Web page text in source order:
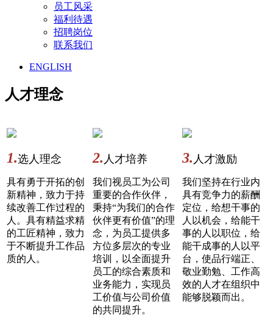
员工风采
福利待遇
招聘岗位
联系我们
ENGLISH
人才理念
1.选人理念
具有勇于开拓的创
新精神，致力于持
续改善工作过程的
人。具有精益求精
的工匠精神，致力
于不断提升工作品
质的人。
2. 人才培养
我们视员工为公司
重要的合作伙伴，
秉持“为我们的合作
伙伴更有价值”的理
念，为员工提供多
方位多层次的专业
培训，以全面提升
员工的综合素质和
业务能力，实现员
工价值与公司价值
的共同提升。
3. 人才激励
我们坚持在行业内
具有竞争力的薪酬
定位，给想干事的
人以机会，给能干
事的人以职位，给
能干成事的人以平
台，使品行端正、
敬业勤勉、工作高
效的人才在组织中
能够脱颖而出。